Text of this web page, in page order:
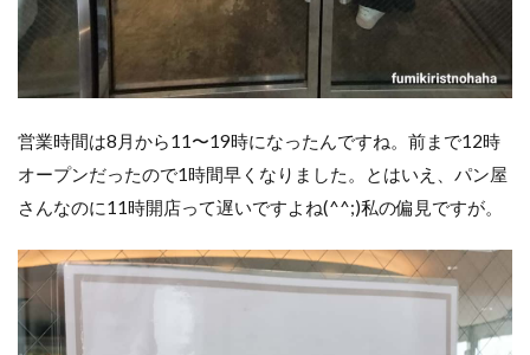
営業時間は8月から11〜19時になったんですね。前まで12時
オープンだったので1時間早くなりました。とはいえ、パン屋
さんなのに11時開店って遅いですよね(^^;)私の偏見ですが。